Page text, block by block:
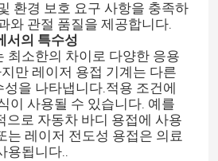
환경 보호 요구 사항을 충족하
와 관절 품질을 제공합니다.
서의 특수성
최소한의 차이로 다양한 응용
만 레이저 용접 기계는 다른
을 나타냅니다.적용 조건에
이 사용될 수 있습니다. 예를
으로 자동차 바디 용접에 사용
는 레이저 전도성 용접은 의료
용됩니다..